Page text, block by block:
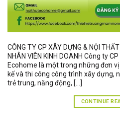
CÔNG TY CP XÂY DỰNG & NỘI
NHÂN VIÊN KINH DOANH Công ty
Ecohome là một trong những đơn
kế và thi công công trình xây dựng,
trẻ trung, năng động, […]
CONTINUE